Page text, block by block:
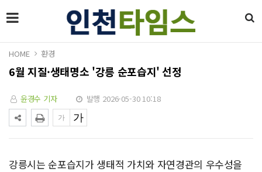
HOME 환경
6월 지질·생태명소 '강릉 순포습지' 선정
윤경수 기자 발행 2026-05-30 10:18
강릉시는 순포습지가 생태적 가치와 자연경관의 우수성을